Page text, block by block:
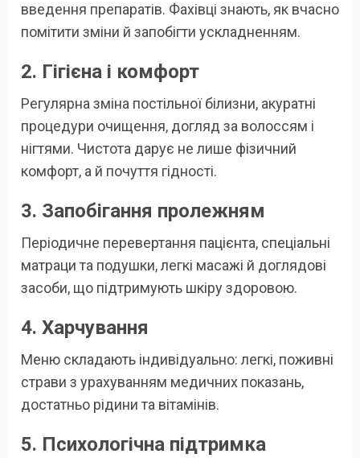
введення препаратів. Фахівці знають, як вчасно
помітити зміни й запобігти ускладненням.
2. Гігієна і комфорт
Регулярна зміна постільної білизни, акуратні
процедури очищення, догляд за волоссям і
нігтями. Чистота дарує не лише фізичний
комфорт, а й почуття гідності.
3. Запобігання пролежням
Періодичне перевертання пацієнта, спеціальні
матраци та подушки, легкі масажі й доглядові
засоби, що підтримують шкіру здоровою.
4. Харчування
Меню складають індивідуально: легкі, поживні
страви з урахуванням медичних показань,
достатньо рідини та вітамінів.
5. Психологічна підтримка